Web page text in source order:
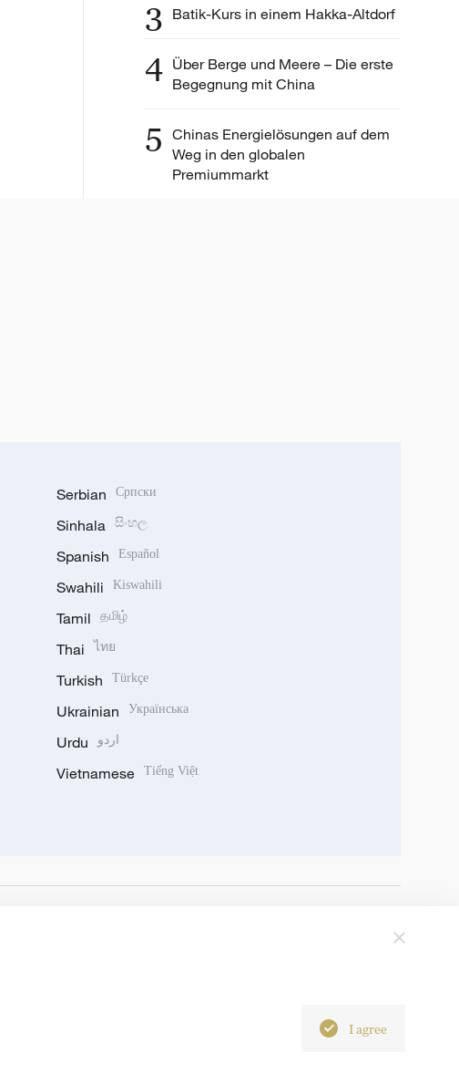
3 Batik-Kurs in einem Hakka-Altdorf
4 Über Berge und Meere – Die erste
Begegnung mit China
5 Chinas Energielösungen auf dem
Weg in den globalen
Premiummarkt
Serbian Српски
Sinhala සිංහල
Spanish Español
Swahili Kiswahili
Tamil தமிழ்
Thai ไทย
Turkish Türkçe
Ukrainian Українська
Urdu اردو
Vietnamese Tiếng Việt
I agree